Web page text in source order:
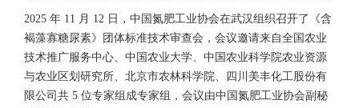
2025 年 11 月 12 日，中国氮肥工业协会在武汉组织召开了《含
褐藻寡糖尿素》团体标准技术审查会，会议邀请来自全国农业
技术推广服务中心、中国农业大学、中国农业科学院农业资源
与农业区划研究所、北京市农林科学院、四川美丰化工股份有
限公司共 5 位专家组成专家组，会议由中国氮肥工业协会副秘